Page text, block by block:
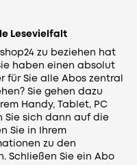
Lesevielfalt
zu beziehen hat
haben einen absolut
für Sie alle Abos zentral
Sie gehen dazu
Handy, Tablet, PC
Sie sich dann auf die
Sie in Ihrem
zu den
Schließen Sie ein Abo